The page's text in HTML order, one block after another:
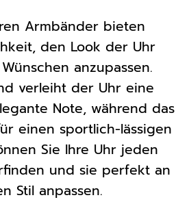
Armbänder bieten
den Look der Uhr
anzupassen.
verleiht der Uhr eine
Note, während das
einen sportlich-lässigen
Sie Ihre Uhr jeden
und sie perfekt an
Stil anpassen.